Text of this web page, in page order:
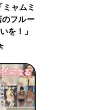
ャムミ
のフルー
を！」